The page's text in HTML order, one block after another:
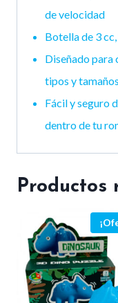
de velocidad
Botella de 3
Diseñado para
tipos y tamaños
Fácil y seguro
dentro de tu
Productos